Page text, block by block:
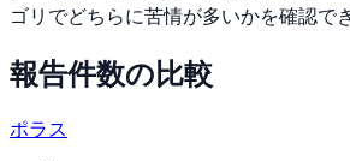
ゴリでどちらに苦情が多いかを確認で
報告件数の比較
ポラス